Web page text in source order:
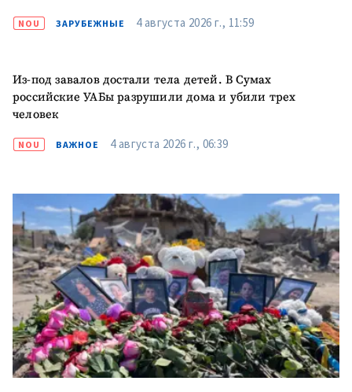
NOU ЗАРУБЕЖНЫЕ 4 августа 2026 г., 11:59
Из-под завалов достали тела детей. В Сумах
российские УАБы разрушили дома и убили трех
человек
NOU ВАЖНОЕ 4 августа 2026 г., 06:39